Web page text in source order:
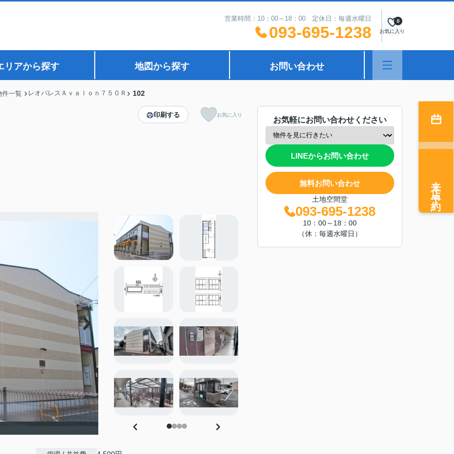
営業時間：10：00～18：00 定休日：毎週水曜日
093-695-1238 お気に入り
0
リアから探す 地図から探す お問い合わせ
件一覧 レオパレスＡｖａｌｏｎ７５０Ｒ 102
印刷する お気に入り
お気軽にお問い合わせください
LINEからお問い合わせ
無料お問い合わせ
土地空間堂
093-695-1238
10：00～18：00
（休：毎週水曜日）
来店予約